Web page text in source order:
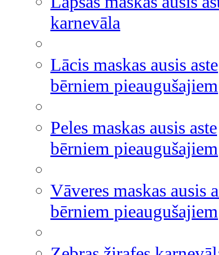
karnevāla
Lācis maskas ausis aste
bērniem pieaugušajiem
Peles maskas ausis aste
bērniem pieaugušajiem
Vāveres maskas ausis
bērniem pieaugušajiem